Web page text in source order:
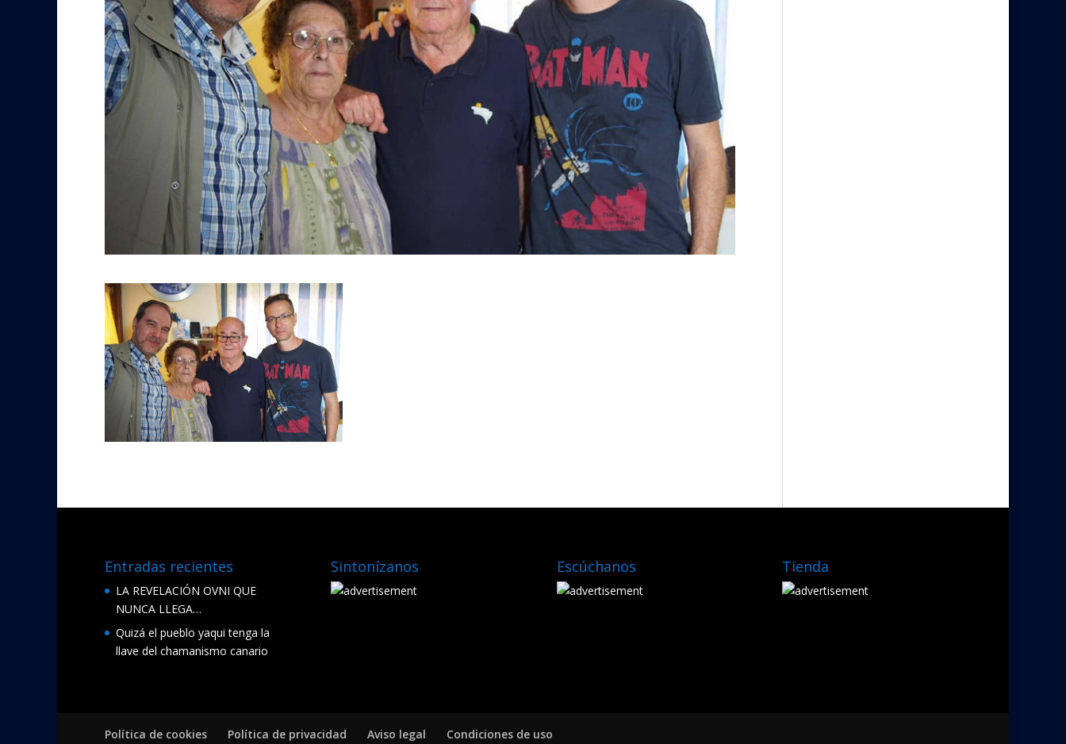
Entradas recientes
LA REVELACIÓN OVNI QUE
NUNCA LLEGA…
Quizá el pueblo yaqui tenga la
llave del chamanismo canario
Sintonízanos Escúchanos Tienda
Política de cookies Política de privacidad Aviso legal Condiciones de uso